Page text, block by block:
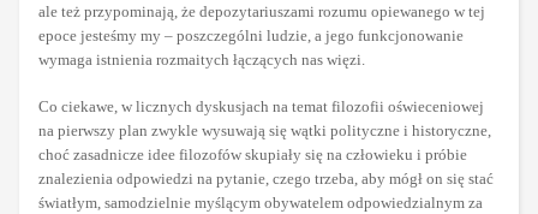
ale też przypominają, że depozytariuszami rozumu opiewanego w tej
epoce jesteśmy my – poszczególni ludzie, a jego funkcjonowanie
wymaga istnienia rozmaitych łączących nas więzi.
Co ciekawe, w licznych dyskusjach na temat filozofii oświeceniowej
na pierwszy plan zwykle wysuwają się wątki polityczne i historyczne,
choć zasadnicze idee filozofów skupiały się na człowieku i próbie
znalezienia odpowiedzi na pytanie, czego trzeba, aby mógł on się stać
światłym, samodzielnie myślącym obywatelem odpowiedzialnym za